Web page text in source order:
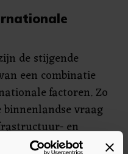
de stijgende
een combinatie
factoren. Zo
vraag
en
Ook voedt het